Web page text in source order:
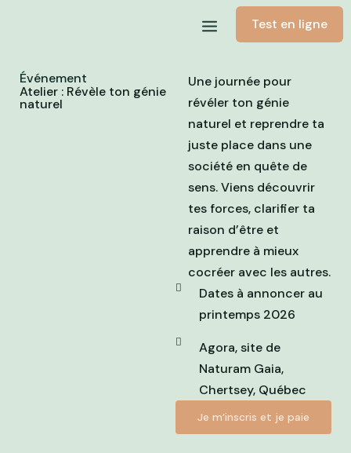
Test en ligne
Événement
Atelier : Révèle ton génie
naturel
Une journée pour
révéler ton génie
naturel et reprendre ta
juste place dans une
société en quête de
sens. Viens découvrir
tes forces, clarifier ta
raison d’être et
apprendre à mieux
cocréer avec les autres.
Dates à annoncer au
printemps 2026
Agora, site de
Naturam Gaia,
Chertsey, Québec
Je m’inscris et je paie